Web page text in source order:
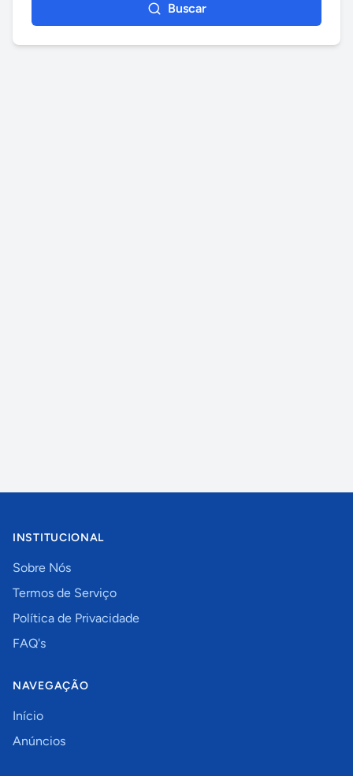
Buscar
INSTITUCIONAL
Sobre Nós
Termos de Serviço
Política de Privacidade
FAQ's
NAVEGAÇÃO
Início
Anúncios